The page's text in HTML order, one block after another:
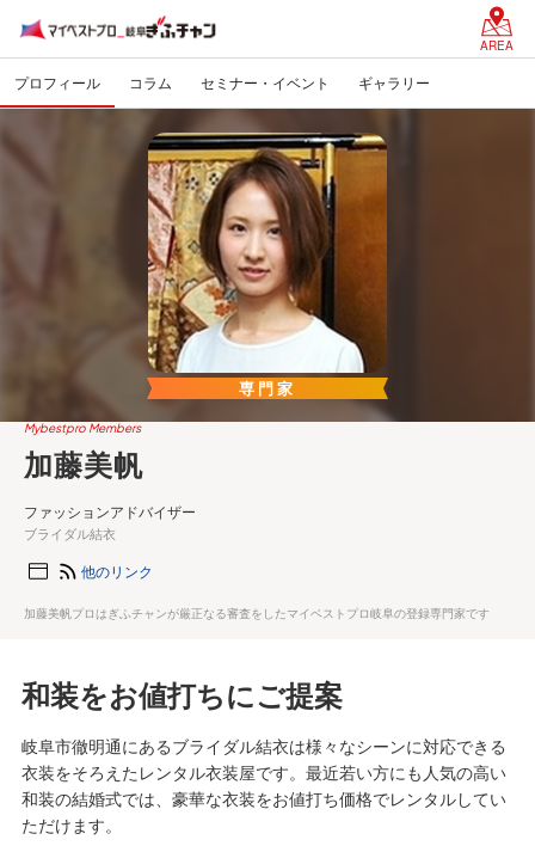
AREA
プロフィール コラム セミナー・イベント ギャラリー
専門家
Mybestpro Members
加藤美帆
ファッションアドバイザー
ブライダル結衣
他のリンク
加藤美帆プロはぎふチャンが厳正なる審査をしたマイベストプロ岐阜の登録専門家です
和装をお値打ちにご提案
岐阜市徹明通にあるブライダル結衣は様々なシーンに対応できる
衣装をそろえたレンタル衣装屋です。最近若い方にも人気の高い
和装の結婚式では、豪華な衣装をお値打ち価格でレンタルしてい
ただけます。